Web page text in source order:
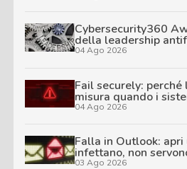
Cybersecurity360
della leadership
04 Ago 2026
Fail securely: perché
misura quando i
04 Ago 2026
Falla in Outlook: apri
infettano, non
03 Ago 2026